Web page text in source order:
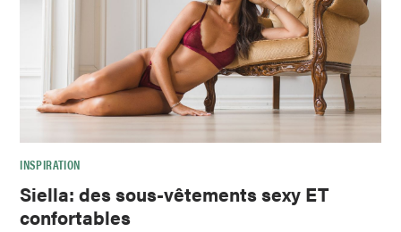
INSPIRATION
Siella: des sous-vêtements sexy ET
confortables